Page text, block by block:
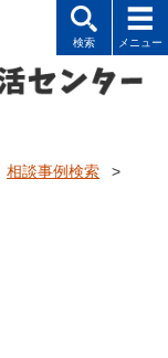
相談事例検索
>